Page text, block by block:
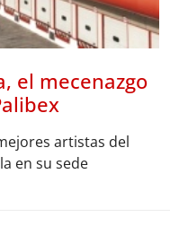
el mecenazgo
artistas del
en su sede